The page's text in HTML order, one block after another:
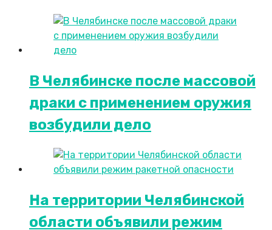
В Челябинске после массовой
драки с применением оружия
возбудили дело
На территории Челябинской
области объявили режим